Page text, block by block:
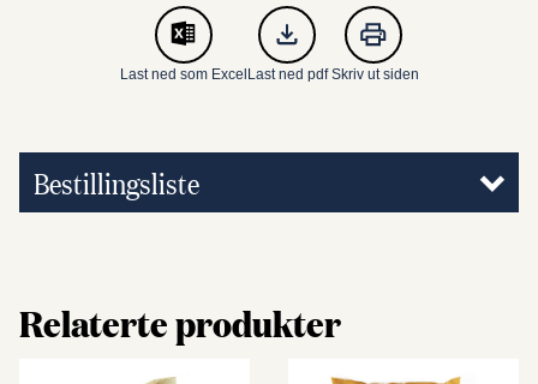
Last ned som Excel Last ned pdfSkriv ut siden
Bestillingsliste
Relaterte produkter